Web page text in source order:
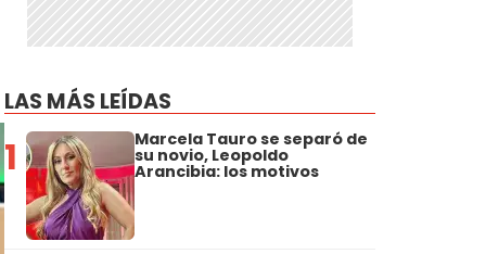
LAS MÁS LEÍDAS
1 Marcela Tauro se separó de
su novio, Leopoldo
Arancibia: los motivos